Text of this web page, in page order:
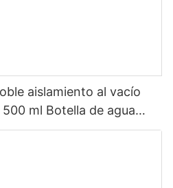
aislamiento al vacío
ml Botella de agua
con pantalla LED